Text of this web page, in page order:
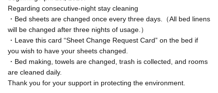
Regarding consecutive-night stay cleaning
・Bed sheets are changed once every three days.（All bed linens
will be changed after three nights of usage.）
・Leave this card “Sheet Change Request Card” on the bed if
you wish to have your sheets changed.
・Bed making, towels are changed, trash is collected, and rooms
are cleaned daily.
Thank you for your support in protecting the environment.